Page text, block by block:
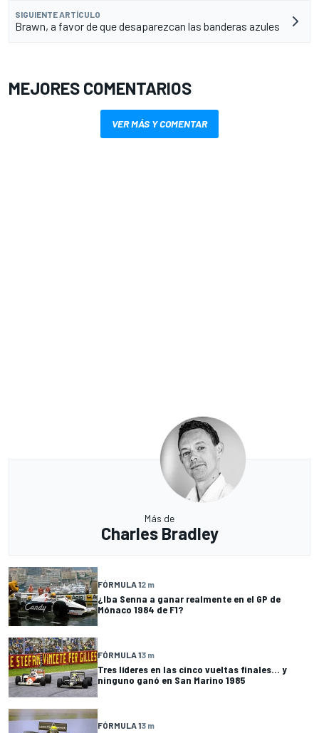
SIGUIENTE ARTÍCULO
Brawn, a favor de que desaparezcan las banderas azules
MEJORES COMENTARIOS
VER MÁS Y COMENTAR
Más de
Charles Bradley
FÓRMULA 12 m
¿Iba Senna a ganar realmente en el GP de
Mónaco 1984 de F1?
FÓRMULA 13 m
Tres líderes en las cinco vueltas finales... y
ninguno ganó en San Marino 1985
FÓRMULA 13 m